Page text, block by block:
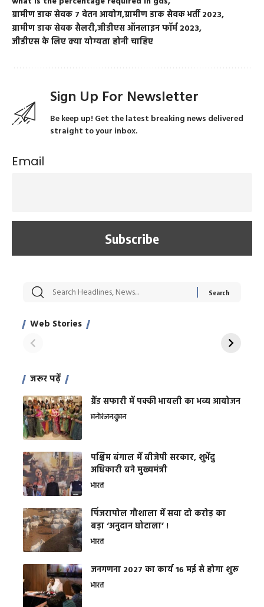
ग्रामीण डाक सेवक 7 वेतन आयोगग्रामीण डाक सेवक भर्ती 2023
ग्रामीण डाक सेवक सैलरीजीडीएस ऑनलाइन फॉर्म 2023
जीडीएस के लिए क्या योग्यता होनी चाहिए
Sign Up For Newsletter
Be keep up! Get the latest breaking news delivered
straight to your inbox.
Email
Web Stories
सट्टेबाजी में अरेस्ट हुए
साहिल खान
रोज एक कच्चे लहसुन
जरूर पढ़ें
ग्रैंड सफारी में पक्की भायली का भव्य आयोजन
मनोरंजनवुमन
पश्चिम बंगाल में बीजेपी सरकार, शुभेंदु
अधिकारी बने मुख्यमंत्री
भारत
​पिंजरापोल गौशाला में सवा दो करोड़ का
बड़ा ‘अनुदान घोटाला’ !
भारत
जनगणना 2027 का कार्य 16 मई से होगा शुरू
भारत